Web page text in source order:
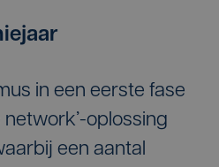
in een eerste fase
network’-oplossing
een aantal